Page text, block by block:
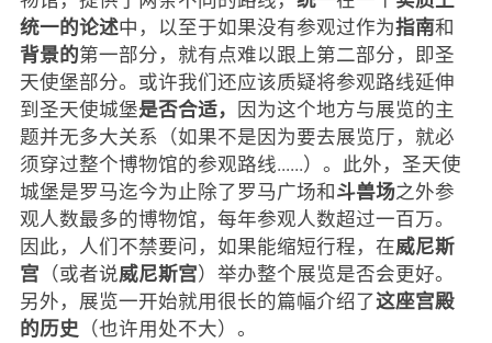
统一的论述中，以至于如果没有参观过作为指南和
背景的第一部分，就有点难以跟上第二部分，即圣
天使堡部分。或许我们还应该质疑将参观路线延伸
到圣天使城堡是否合适， 因为这个地方与展览的主
题并无多大关系（如果不是因为要去展览厅，就必
须穿过整个博物馆的参观路线......）。此外，圣天使
城堡是罗马迄今为止除了罗马广场和斗兽场之外参
观人数最多的博物馆，每年参观人数超过一百万。
因此，人们不禁要问，如果能缩短行程，在威尼斯
宫 （或者说威尼斯宫）举办整个展览是否会更好。
另外，展览一开始就用很长的篇幅介绍了这座宫殿
的历史 （也许用处不大）。